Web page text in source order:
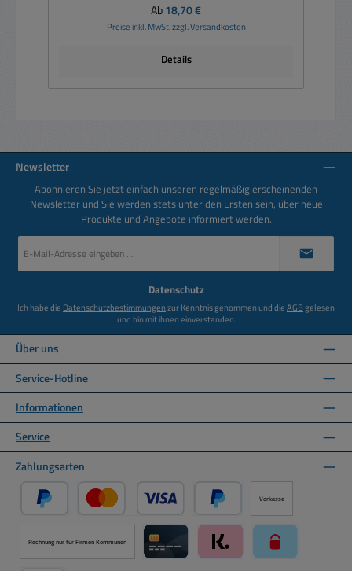
Regulärer Preis:
Ab18,70 €
Preise inkl. MwSt. zzgl. Versandkosten
Details
Newsletter
Abonnieren Sie jetzt einfach unseren regelmäßig erscheinenden
Newsletter und Sie werden stets unter den Ersten sein, über neue
Produkte und Angebote informiert werden.
Mail-
Datenschutz
Ich habe die Datenschutzbestimmungenzur Kenntnis genommen und dieAGBgelesen
und bin mit ihnen einverstanden.
Über uns
Service-Hotline
Informationen
Service
Zahlungsarten
PayPal Kredit- oder Debitkarte über PayPal
Später Bezahlen über PayPal
Vorkasse
Rechnung nur für Firmen Kommunen